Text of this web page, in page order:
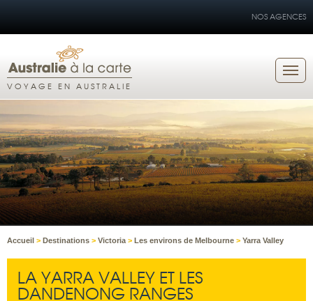
NOS AGENCES
VOYAGE EN AUSTRALIE
Accueil > Destinations > Victoria > Les environs de Melbourne > Yarra Valley
LA YARRA VALLEY ET LES
DANDENONG RANGES